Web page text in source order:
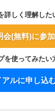
詳しく理解した
会(無料)に参
を使ってみたい
ルに申し込